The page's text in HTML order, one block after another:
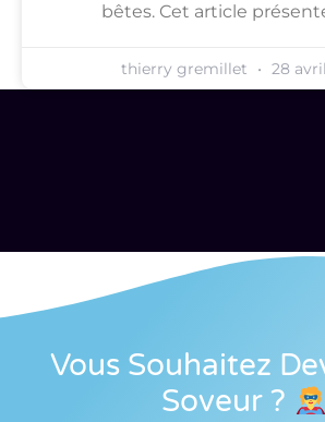
bêtes. Cet article
thierry gremillet 28
Vous Souhaitez
Soveur ?